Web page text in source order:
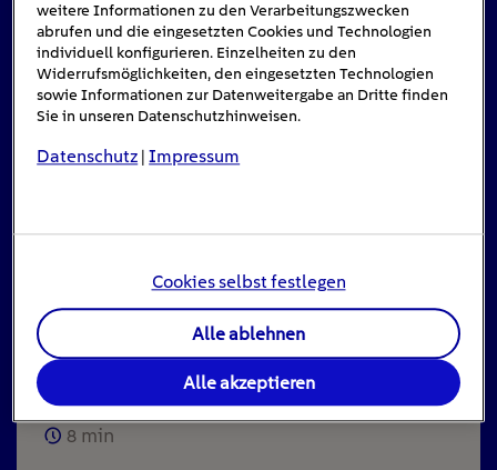
#Solarenergie
Einspeisevergütung für Photovoltaik-
8 min
weitere Informationen zu den Verarbeitungszwecken
abrufen und die eingesetzten Cookies und Technologien
individuell konfigurieren. Einzelheiten zu den
Widerrufsmöglichkeiten, den eingesetzten Technologien
sowie Informationen zur Datenweitergabe an Dritte finden
Sie in unseren Datenschutzhinweisen.
Datenschutz |Impressum
Cookies selbst festlegen
Alle ablehnen
Alle akzeptieren